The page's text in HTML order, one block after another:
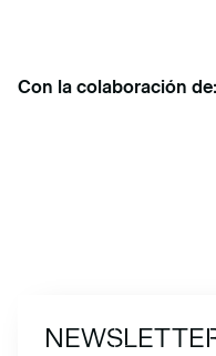
Con la colaboración de: